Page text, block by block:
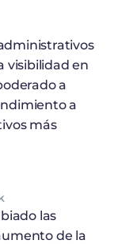
visibilidad en
a
a
más
las
de la